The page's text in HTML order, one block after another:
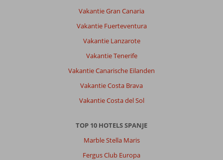
Vakantie Gran Canaria
Vakantie Fuerteventura
Vakantie Lanzarote
Vakantie Tenerife
Vakantie Canarische Eilanden
Vakantie Costa Brava
Vakantie Costa del Sol
TOP 10 HOTELS SPANJE
Marble Stella Maris
Fergus Club Europa